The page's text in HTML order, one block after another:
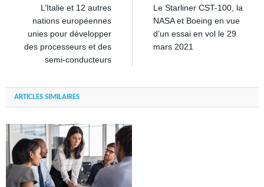
L’Italie et 12 autres
nations européennes
unies pour développer
des processeurs et des
semi-conducteurs
Le Starliner CST-100, la
NASA et Boeing en vue
d’un essai en vol le 29
mars 2021
ARTICLES SIMILAIRES